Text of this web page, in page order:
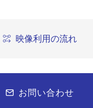
映像利用の流れ
お問い合わせ